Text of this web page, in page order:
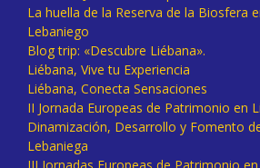
La huella de la Reserva de la Biosfera
Lebaniego
Blog trip: «Descubre Liébana».
Liébana, Vive tu Experiencia
Liébana, Conecta Sensaciones
II Jornada Europeas de Patrimonio en
Dinamización, Desarrollo y Fomento
Lebaniega